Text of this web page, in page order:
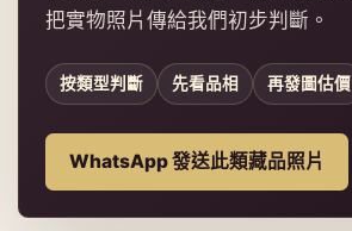
把實物照片傳給我們初步判斷。
按類型判斷 先看品相 再發圖估價
WhatsApp 發送此類藏品照片